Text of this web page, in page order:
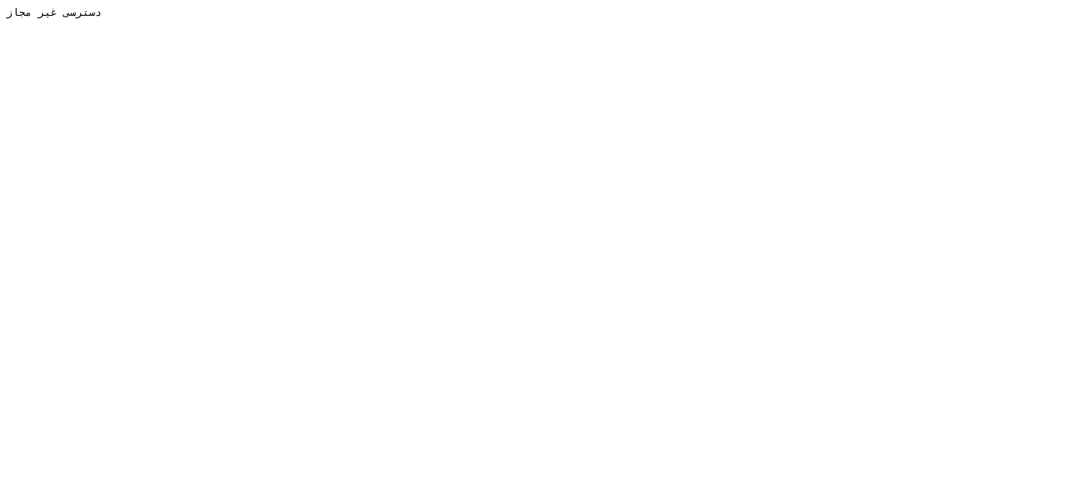
دسترسی غیر مجاز